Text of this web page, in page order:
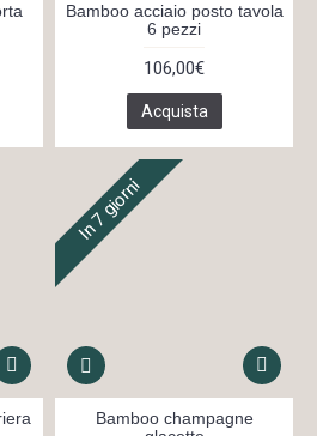
Bamboo acciaio posto tavola
6 pezzi
106,00€
Acquista
In 7 giorni
Bamboo champagne